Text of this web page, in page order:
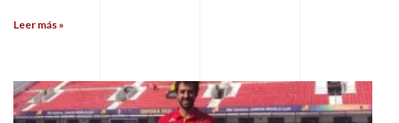
Leer más »